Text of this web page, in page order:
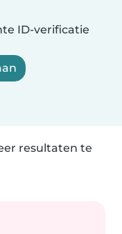
ID-verificatie
resultaten te